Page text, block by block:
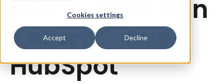
Cookies settings
Accept Decline
och kunder från
Xellent – live i
HubSpot